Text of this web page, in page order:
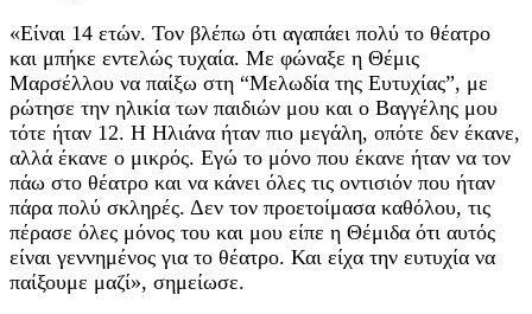
«Είναι 14 ετών. Τον βλέπω ότι αγαπάει πολύ το θέατρο
και μπήκε εντελώς τυχαία. Με φώναξε η Θέμις
Μαρσέλλου να παίξω στη “Μελωδία της Ευτυχίας”, με
ρώτησε την ηλικία των παιδιών μου και ο Βαγγέλης μου
τότε ήταν 12. Η Ηλιάνα ήταν πιο μεγάλη, οπότε δεν έκανε,
αλλά έκανε ο μικρός. Εγώ το μόνο που έκανε ήταν να τον
πάω στο θέατρο και να κάνει όλες τις οντισιόν που ήταν
πάρα πολύ σκληρές. Δεν τον προετοίμασα καθόλου, τις
πέρασε όλες μόνος του και μου είπε η Θέμιδα ότι αυτός
είναι γεννημένος για το θέατρο. Και είχα την ευτυχία να
παίξουμε μαζί», σημείωσε.